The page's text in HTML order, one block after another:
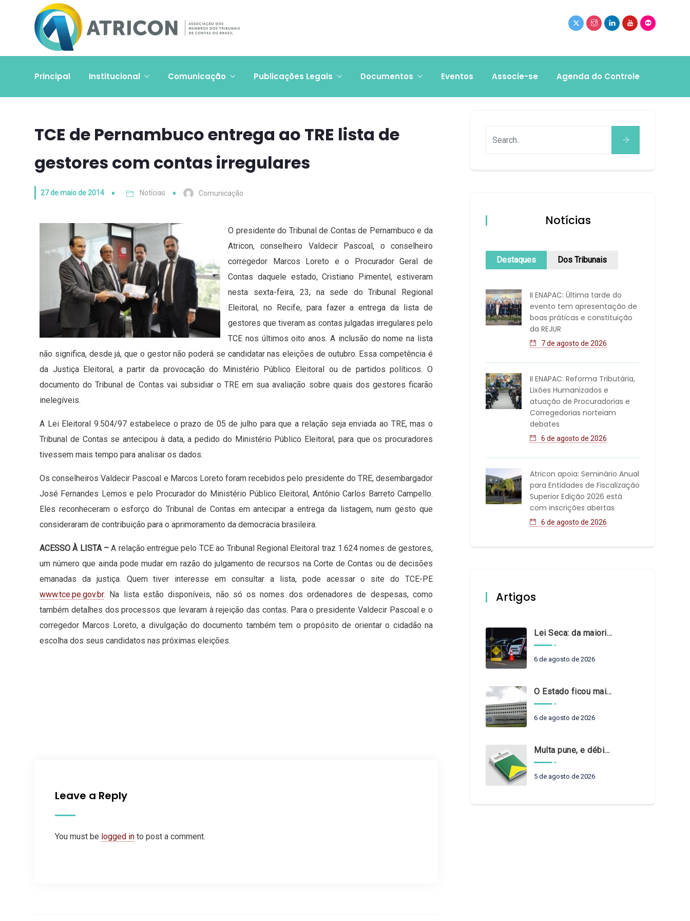
Principal Institucional Comunicação Publicações Legais Documentos Eventos Associe-se Agenda do Controle
TCE de Pernambuco entrega ao TRE lista de
gestores com contas irregulares
27 de maio de 2014 Notícias Comunicação
O presidente do Tribunal de Contas de Pernambuco e da
Atricon, conselheiro Valdecir Pascoal, o conselheiro
corregedor Marcos Loreto e o Procurador Geral de
Contas daquele estado, Cristiano Pimentel, estiveram
nesta sexta-feira, 23, na sede do Tribunal Regional
Eleitoral, no Recife, para fazer a entrega da lista de
gestores que tiveram as contas julgadas irregulares pelo
TCE nos últimos oito anos. A inclusão do nome na lista
não significa, desde já, que o gestor não poderá se candidatar nas eleições de outubro. Essa competência é
da Justiça Eleitoral, a partir da provocação do Ministério Público Eleitoral ou de partidos políticos. O
documento do Tribunal de Contas vai subsidiar o TRE em sua avaliação sobre quais dos gestores ficarão
inelegíveis.
A Lei Eleitoral 9.504/97 estabelece o prazo de 05 de julho para que a relação seja enviada ao TRE, mas o
Tribunal de Contas se antecipou à data, a pedido do Ministério Público Eleitoral, para que os procuradores
tivessem mais tempo para analisar os dados.
Os conselheiros Valdecir Pascoal e Marcos Loreto foram recebidos pelo presidente do TRE, desembargador
José Fernandes Lemos e pelo Procurador do Ministério Público Eleitoral, Antônio Carlos Barreto Campello.
Eles reconheceram o esforço do Tribunal de Contas em antecipar a entrega da listagem, num gesto que
consideraram de contribuição para o aprimoramento da democracia brasileira.
ACESSO À LISTA – A relação entregue pelo TCE ao Tribunal Regional Eleitoral traz 1.624 nomes de gestores,
um número que ainda pode mudar em razão do julgamento de recursos na Corte de Contas ou de decisões
emanadas da justiça. Quem tiver interesse em consultar a lista, pode acessar o site do TCE-PE
www.tce.pe.gov.br. Na lista estão disponíveis, não só os nomes dos ordenadores de despesas, como
também detalhes dos processos que levaram à rejeição das contas. Para o presidente Valdecir Pascoal e o
corregedor Marcos Loreto, a divulgação do documento também tem o propósito de orientar o cidadão na
escolha dos seus candidatos nas próximas eleições.
Leave a Reply
You must be logged in to post a comment.
Notícias
Destaques Dos Tribunais
II ENAPAC: Última tarde do
evento tem apresentação de
boas práticas e constituição
da REJUR
7 de agosto de 2026
II ENAPAC: Reforma Tributária,
Lixões Humanizados e
atuação de Procuradorias e
Corregedorias norteiam
debates
6 de agosto de 2026
Atricon apoia: Seminário Anual
para Entidades de Fiscalização
Superior Edição 2026 está
com inscrições abertas
6 de agosto de 2026
Artigos
Lei Seca: da maioridade à maturidade
6 de agosto de 2026
O Estado ficou mais complexo. O controle precisa acompanhar
6 de agosto de 2026
Multa pune, e débito recompõe. § 3º do art. 71 da Constituição: um problema de legística formal
5 de agosto de 2026